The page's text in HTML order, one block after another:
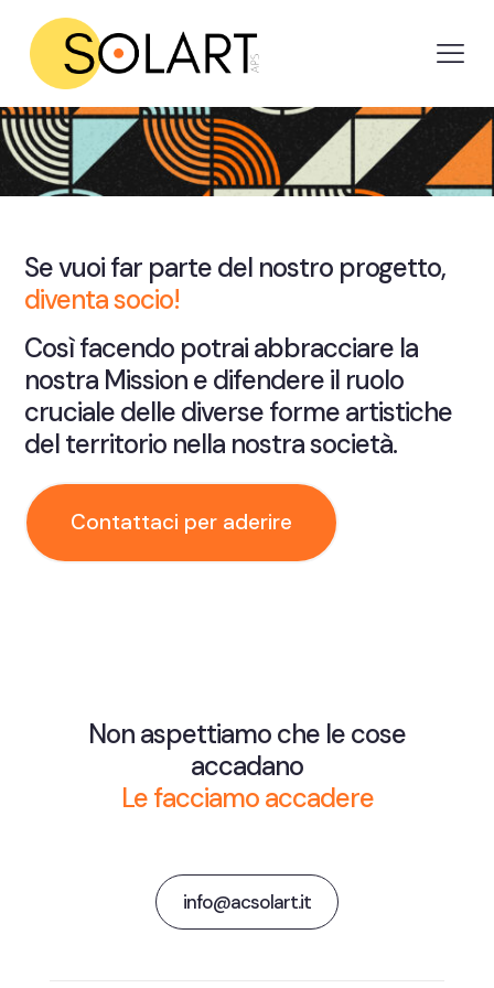
Se vuoi far parte del nostro progetto,
diventa socio!
Così facendo potrai abbracciare la
nostra Mission e difendere il ruolo
cruciale delle diverse forme artistiche
del territorio nella nostra società.
Contattaci per aderire
Non aspettiamo che le cose
accadano
Le facciamo accadere
info@acsolart.it